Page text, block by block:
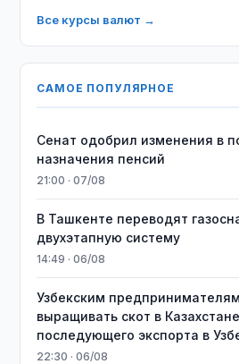
Все курсы валют →
САМОЕ ПОПУЛЯРНОЕ
Сенат одобрил изменения в
назначения пенсий
21:00 · 07/08
В Ташкенте переводят
двухэтапную систему
14:49 · 06/08
Узбекским
выращивать скот в
последующего экспорта в
22:30 · 06/08